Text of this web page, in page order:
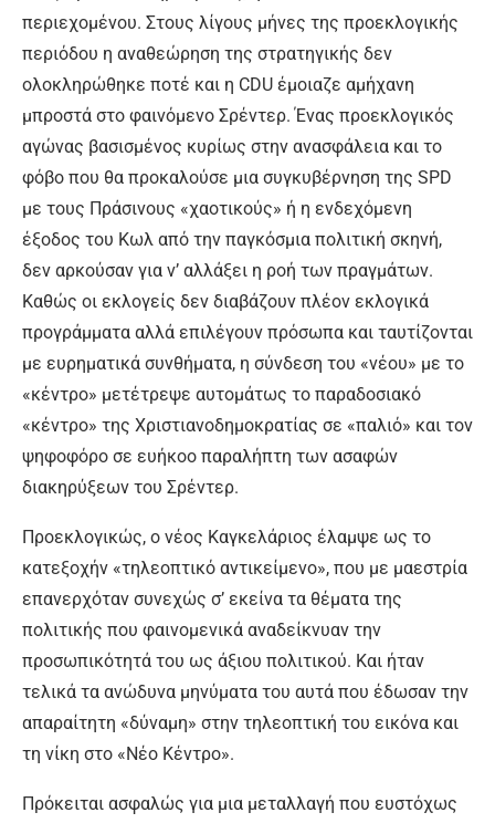
περιεχομένου. Στους λίγους μήνες της προεκλογικής
περιόδου η αναθεώρηση της στρατηγικής δεν
ολοκληρώθηκε ποτέ και η CDU έμοιαζε αμήχανη
μπροστά στο φαινόμενο Σρέντερ. Ένας προεκλογικός
αγώνας βασισμένος κυρίως στην ανασφάλεια και το
φόβο που θα προκαλούσε μια συγκυβέρνηση της SPD
με τους Πράσινους «χαοτικούς» ή η ενδεχόμενη
έξοδος του Κωλ από την παγκόσμια πολιτική σκηνή,
δεν αρκούσαν για ν’ αλλάξει η ροή των πραγμάτων.
Καθώς οι εκλογείς δεν διαβάζουν πλέον εκλογικά
προγράμματα αλλά επιλέγουν πρόσωπα και ταυτίζονται
με ευρηματικά συνθήματα, η σύνδεση του «νέου» με το
«κέντρο» μετέτρεψε αυτομάτως το παραδοσιακό
«κέντρο» της Χριστιανοδημοκρατίας σε «παλιό» και τον
ψηφοφόρο σε ευήκοο παραλήπτη των ασαφών
διακηρύξεων του Σρέντερ.
Προεκλογικώς, ο νέος Καγκελάριος έλαμψε ως το
κατεξοχήν «τηλεοπτικό αντικείμενο», που με μαεστρία
επανερχόταν συνεχώς σ’ εκείνα τα θέματα της
πολιτικής που φαινομενικά αναδείκνυαν την
προσωπικότητά του ως άξιου πολιτικού. Και ήταν
τελικά τα ανώδυνα μηνύματα του αυτά που έδωσαν την
απαραίτητη «δύναμη» στην τηλεοπτική του εικόνα και
τη νίκη στο «Νέο Κέντρο».
Πρόκειται ασφαλώς για μια μεταλλαγή που ευστόχως